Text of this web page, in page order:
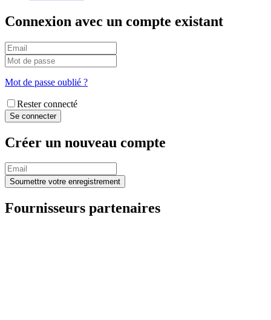
Connexion avec un compte existant
Mot de passe oublié ?
Rester connecté
Créer un nouveau compte
Fournisseurs partenaires